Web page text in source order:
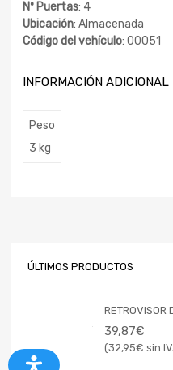
Nº Puertas: 4
Ubicación: Almacenada
Código del vehículo: 00051
INFORMACIÓN ADICIONAL
Peso
3 kg
ÚLTIMOS PRODUCTOS
RETROVISOR
39,87€
32,95€